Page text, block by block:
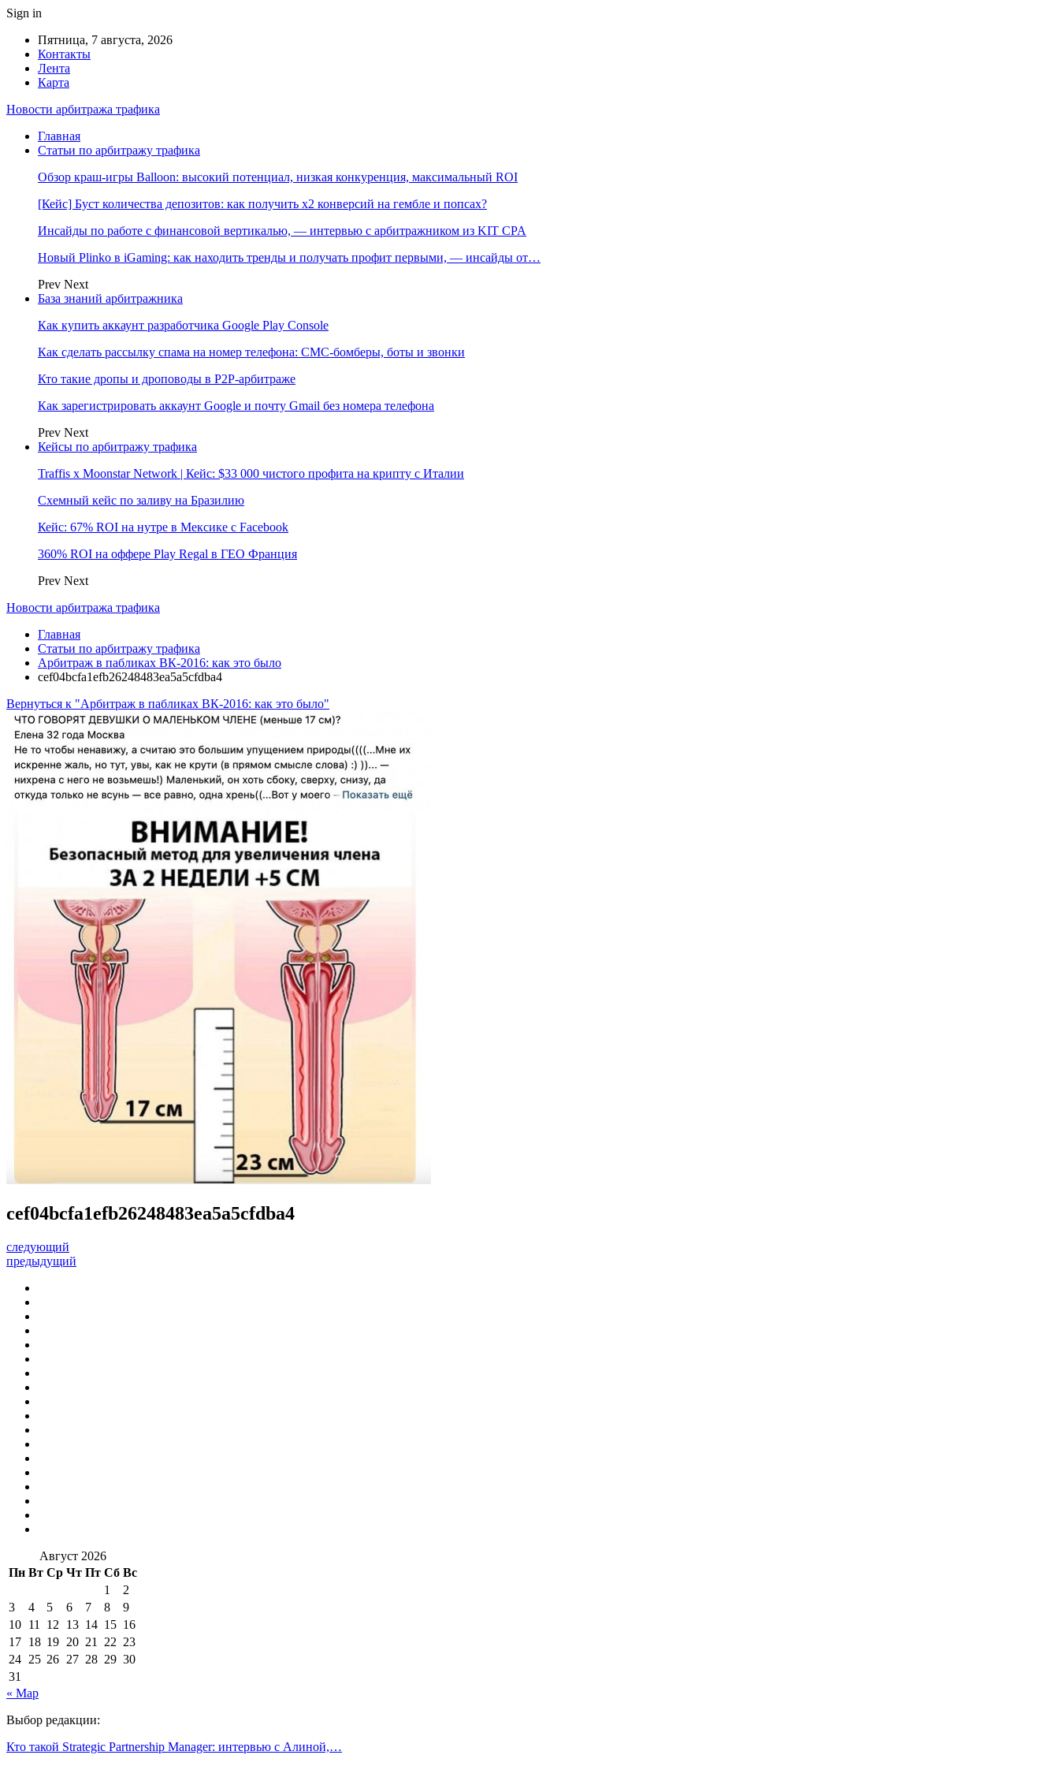
Sign in
Пятница, 7 августа, 2026
Контакты
Лента
Карта
Новости арбитража трафика
Главная
Статьи по арбитражу трафика
Обзор краш-игры Balloon: высокий потенциал, низкая конкуренция, максимальный ROI
[Кейс] Буст количества депозитов: как получить х2 конверсий на гембле и попсах?
Инсайды по работе с финансовой вертикалью, — интервью с арбитражником из KIT CPA
Новый Plinko в iGaming: как находить тренды и получать профит первыми, — инсайды от…
Prev Next
База знаний арбитражника
Как купить аккаунт разработчика Google Play Console
Как сделать рассылку спама на номер телефона: СМС-бомберы, боты и звонки
Кто такие дропы и дроповоды в P2P-арбитраже
Как зарегистрировать аккаунт Google и почту Gmail без номера телефона
Prev Next
Кейсы по арбитражу трафика
Traffis x Moonstar Network | Кейс: $33 000 чистого профита на крипту с Италии
Схемный кейс по заливу на Бразилию
Кейс: 67% ROI на нутре в Мексике с Facebook
360% ROI на оффере Play Regal в ГЕО Франция
Prev Next
Новости арбитража трафика
Главная
Статьи по арбитражу трафика
Арбитраж в пабликах ВК-2016: как это было
cef04bcfa1efb26248483ea5a5cfdba4
Вернуться к "Арбитраж в пабликах ВК-2016: как это было"
cef04bcfa1efb26248483ea5a5cfdba4
следующий
предыдущий
Август 2026
Пн Вт Ср Чт Пт Сб Вс
1
2
3
4 5 6 7 8
9
10 11 12 13 14 15 16
17 18 19 20 21 22 23
24 25 26 27 28 29 30
31
« Мар
Выбор редакции:
Кто такой Strategic Partnership Manager: интервью с Алиной,…